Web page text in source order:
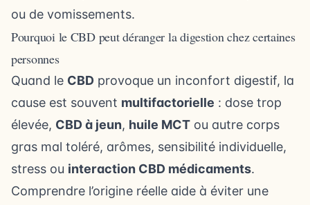
ou de vomissements.
Pourquoi le CBD peut déranger la digestion chez certaines
personnes
Quand le CBD provoque un inconfort digestif, la
cause est souvent multifactorielle : dose trop
élevée, CBD à jeun, huile MCT ou autre corps
gras mal toléré, arômes, sensibilité individuelle,
stress ou interaction CBD médicaments.
Comprendre l’origine réelle aide à éviter une